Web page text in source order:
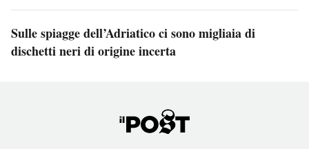
Sulle spiagge dell’Adriatico ci sono migliaia di
dischetti neri di origine incerta